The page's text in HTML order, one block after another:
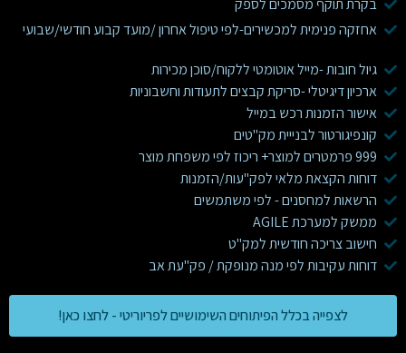
אחזקה פנימית למכשירים-לפי טיפול אחרון /מועד קבוע חודשי/שבועי
גיול חובות -מייל אוטומטי ללקוח/סוכן מכירות
ארכיון דיגיטלי -סריקת קבצים לתעודות וחשבוניות
אישור הזמנות רכש במייל
קונפיגורטור לבנייית מק"טים
999 פרמטרים למוצר+ ריכוז לפי משפחת מוצר
דוחות הקצאת מלאי לפק"עות/הזמנות
הרשאות למחסנים - לפי משתמשים
ממשק למערכת AGILE
חישוב צריכה חודשית למק"ט
דוחות עקיבות לפי מנה מנופקת / פק"עת אב
לצפייה בכלל הפיתוחים השימושיים לפריוריטי - לחצו כאן!